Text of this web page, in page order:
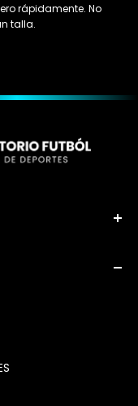
rápidamente. No
talla.